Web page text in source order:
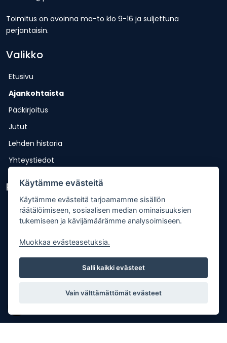
Toimitus on avoinna ma-to klo 9-16 ja suljettuna
perjantaisin.
Valikko
Etusivu
Ajankohtaista
Pääkirjoitus
Jutut
Lehden historia
Yhteystiedot
Pikalinkit
Lähetä uutisvinkki
Kopiointiohje
Mediakortti
Tilaa lehti
Osoitteenmuutos
Käytämme evästeitä
Käytämme evästeitä tarjoamamme sisällön
räätälöimiseen, sosiaalisen median ominaisuuksien
tukemiseen ja kävijämäärämme analysoimiseen.
Muokkaa evästeasetuksia.
Salli kaikki evästeet
Vain välttämättömät evästeet